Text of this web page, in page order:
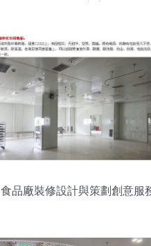
食品廠裝修設計與策劃創意服